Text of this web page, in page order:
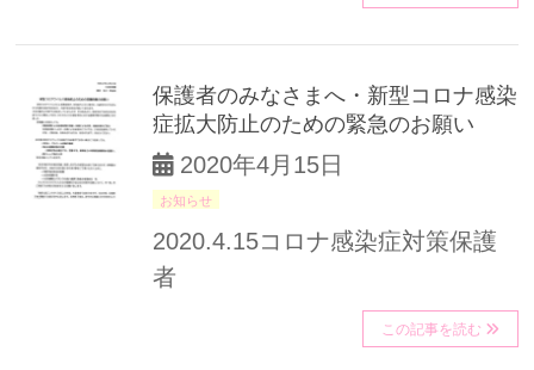
保護者のみなさまへ・新型コロナ感染
症拡大防止のための緊急のお願い
2020年4月15日
お知らせ
2020.4.15コロナ感染症対策保護
者
この記事を読む